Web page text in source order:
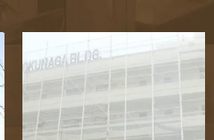
t
o